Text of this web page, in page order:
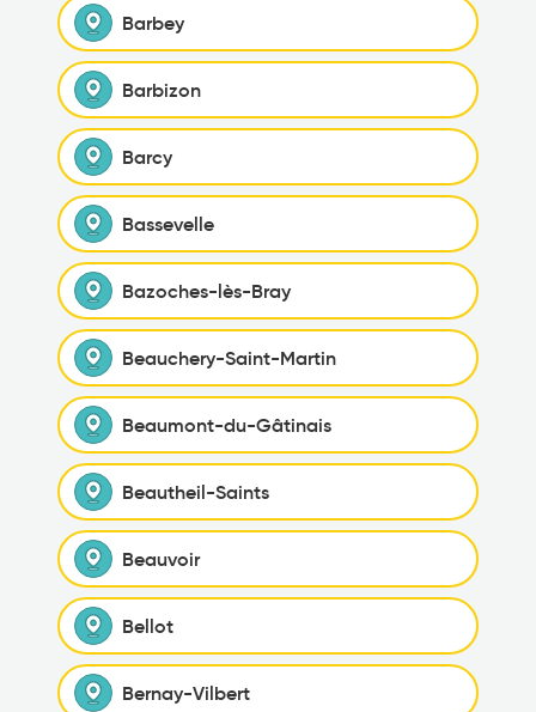
Barbey
Barbizon
Barcy
Bassevelle
Bazoches-lès-Bray
Beauchery-Saint-Martin
Beaumont-du-Gâtinais
Beautheil-Saints
Beauvoir
Bellot
Bernay-Vilbert